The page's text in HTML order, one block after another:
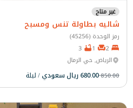
غير متاح
شاليه بطاولة تنس ومسبح
رمز الوحدة (45256)
الرياض, حي الرمال
850.00680.00 ريال سعودي / ليلة